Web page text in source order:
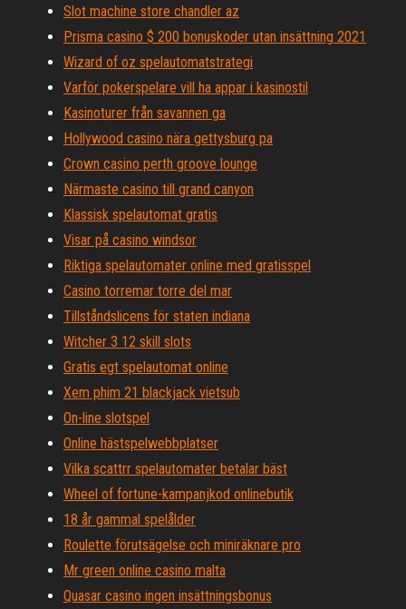
Slot machine store chandler az
Prisma casino $ 200 bonuskoder utan insättning 2021
Wizard of oz spelautomatstrategi
Varför pokerspelare vill ha appar i kasinostil
Kasinoturer från savannen ga
Hollywood casino nära gettysburg pa
Crown casino perth groove lounge
Närmaste casino till grand canyon
Klassisk spelautomat gratis
Visar på casino windsor
Riktiga spelautomater online med gratisspel
Casino torremar torre del mar
Tillståndslicens för staten indiana
Witcher 3 12 skill slots
Gratis egt spelautomat online
Xem phim 21 blackjack vietsub
On-line slotspel
Online hästspelwebbplatser
Vilka scattrr spelautomater betalar bäst
Wheel of fortune-kampanjkod onlinebutik
18 år gammal spelålder
Roulette förutsägelse och miniräknare pro
Mr green online casino malta
Quasar casino ingen insättningsbonus